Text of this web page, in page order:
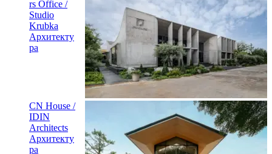
rs Office /
Studio
Krubka
Архитекту
ра
CN House /
IDIN
Architects
Архитекту
ра